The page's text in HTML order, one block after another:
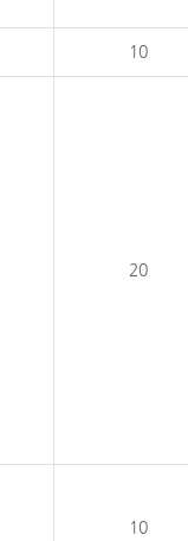
10
20
10